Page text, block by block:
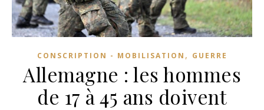
CONSCRIPTION - MOBILISATION , GUERRE
Allemagne : les hommes
de 17 à 45 ans doivent